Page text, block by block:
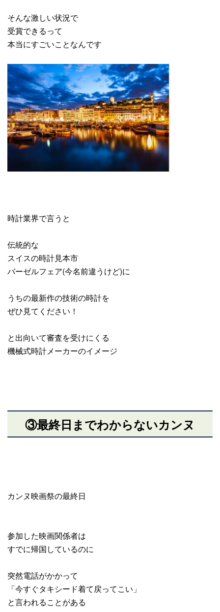
そんな激しい状況で
受賞できるって
本当にすごいことなんです
時計業界で言うと
伝統的な
スイスの時計見本市
バーゼルフェア(今名前違うけど)に
うちの最新作の技術の時計を
ぜひ見てください！
と出向いて審査を受けにくる
機械式時計メーカーのイメージ
③最終日までわからないカンヌ
カンヌ映画祭の最終日
参加した映画関係者は
すでに帰国しているのに
突然電話がかかって
「今すぐタキシード着て戻ってこい」
と言われることがある